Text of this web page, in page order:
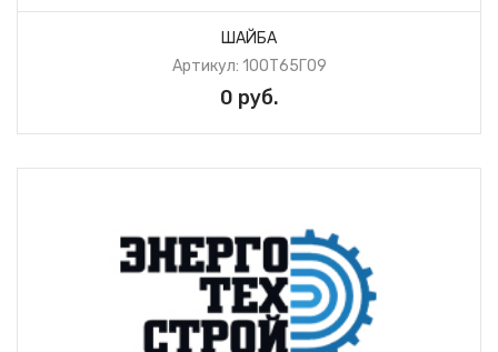
ШАЙБА
Артикул: 10ОТ65Г09
0 руб.